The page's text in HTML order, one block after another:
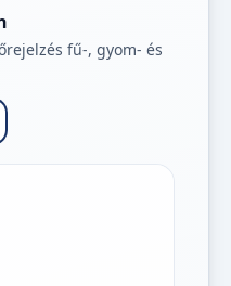
fű-, gyom- és